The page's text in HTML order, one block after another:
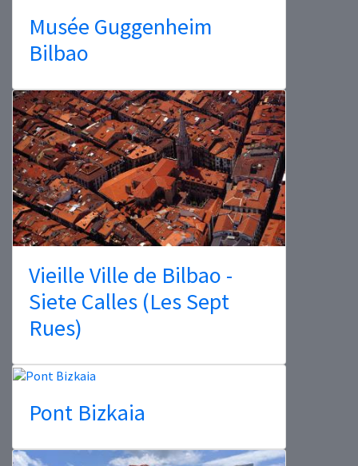
Musée Guggenheim
Bilbao
Vieille Ville de Bilbao -
Siete Calles (Les Sept
Rues)
Pont Bizkaia